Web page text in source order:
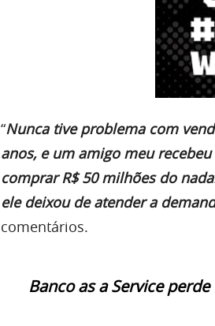
“Nunca tive problema com
anos, e um amigo meu
comprar R$ 50 milhões do
ele deixou de atender a
comentários.
Banco as a Service